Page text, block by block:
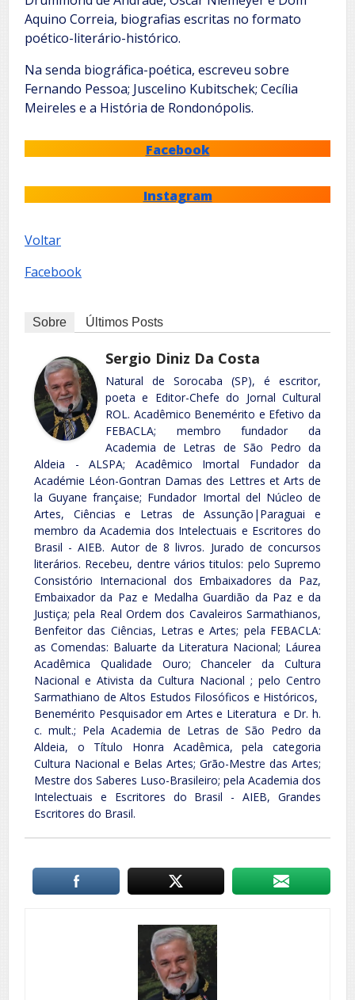
Aquino Correia, biografias escritas no formato
poético-literário-histórico.
Na senda biográfica-poética, escreveu sobre
Fernando Pessoa; Juscelino Kubitschek; Cecília
Meireles e a História de Rondonópolis.
Facebook
Instagram
Voltar
Facebook
Sobre Últimos Posts
Sergio Diniz Da Costa
Natural de Sorocaba (SP), é escritor,
poeta e Editor-Chefe do Jornal Cultural
ROL. Acadêmico Benemérito e Efetivo da
FEBACLA; membro fundador da
Academia de Letras de São Pedro da
Aldeia - ALSPA; Acadêmico Imortal Fundador da
Académie Léon-Gontran Damas des Lettres et Arts de
la Guyane française; Fundador Imortal del Núcleo de
Artes, Ciências e Letras de Assunção|Paraguai e
membro da Academia dos Intelectuais e Escritores do
Brasil - AIEB. Autor de 8 livros. Jurado de concursos
literários. Recebeu, dentre vários titulos: pelo Supremo
Consistório Internacional dos Embaixadores da Paz,
Embaixador da Paz e Medalha Guardião da Paz e da
Justiça; pela Real Ordem dos Cavaleiros Sarmathianos,
Benfeitor das Ciências, Letras e Artes; pela FEBACLA:
as Comendas: Baluarte da Literatura Nacional; Láurea
Acadêmica Qualidade Ouro; Chanceler da Cultura
Nacional e Ativista da Cultura Nacional ; pelo Centro
Sarmathiano de Altos Estudos Filosóficos e Históricos,
Benemérito Pesquisador em Artes e Literatura e Dr. h.
c. mult.; Pela Academia de Letras de São Pedro da
Aldeia, o Título Honra Acadêmica, pela categoria
Cultura Nacional e Belas Artes; Grão-Mestre das Artes;
Mestre dos Saberes Luso-Brasileiro; pela Academia dos
Intelectuais e Escritores do Brasil - AIEB, Grandes
Escritores do Brasil.